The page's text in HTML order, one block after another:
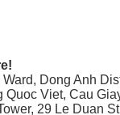
Dong Anh
Quoc Viet, Cau
29 Le Duan